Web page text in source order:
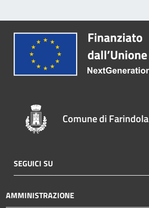
Comune di Farindola
SEGUICI SU
AMMINISTRAZIONE